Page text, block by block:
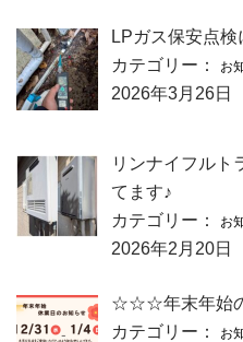
LPガス保安点検
カテゴリー：
お
2026年3月26日
リンナイフルト
てます♪
カテゴリー：
お
2026年2月20日
☆☆☆年末年始
カテゴリー：
お